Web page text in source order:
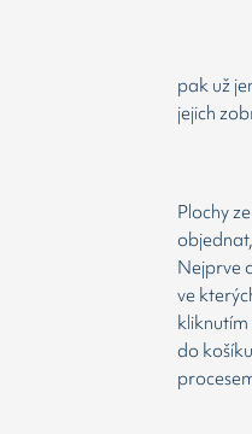
pak už
jejich
Plochy
Nejprve
ve
do